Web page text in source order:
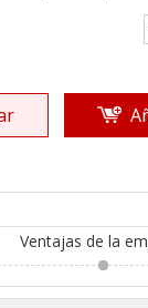
Ventajas de la